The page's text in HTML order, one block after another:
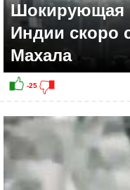
Шокирующая
Индии скоро
Махала